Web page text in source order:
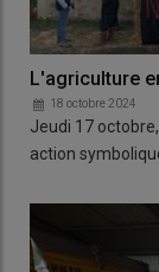
L'agriculture
18 octobre 2024
Jeudi 17
action